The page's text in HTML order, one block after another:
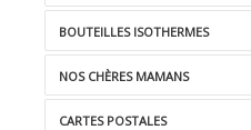
BOUTEILLES ISOTHERMES
NOS CHÈRES MAMANS
CARTES POSTALES